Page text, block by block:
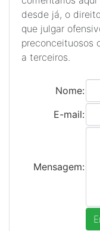
desde já, o
que julgar
preconceituosos
a terceiros.
Nome:
E-mail:
Mensagem: